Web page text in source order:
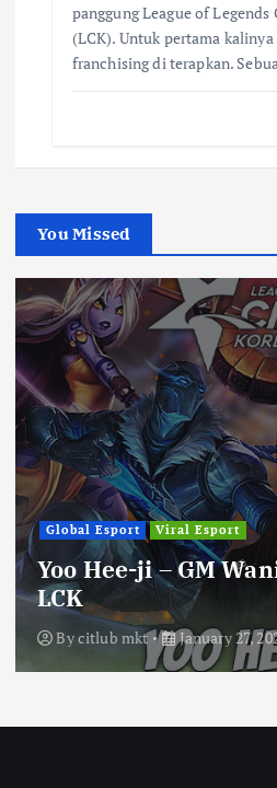
panggung League of Legends
(LCK). Untuk pertama kalinya
franchising di terapkan.
You Missed
Global Esport Viral Esport
Yoo Hee-ji – GM
LCK
Bycitlub mkt January 27,